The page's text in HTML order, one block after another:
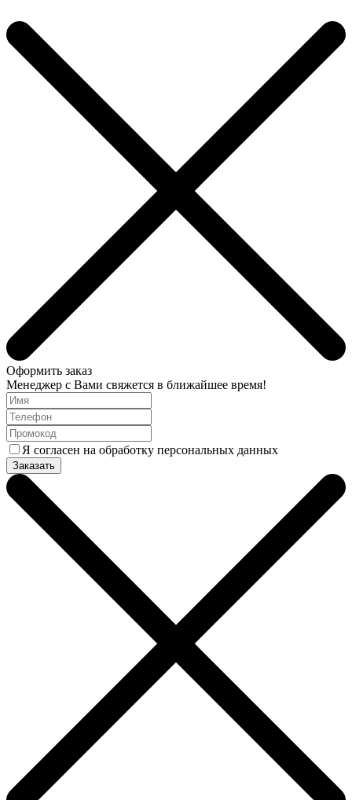
Оформить заказ
Менеджер с Вами свяжется в ближайшее время!
Я согласен на обработку персональных данных
Заказать